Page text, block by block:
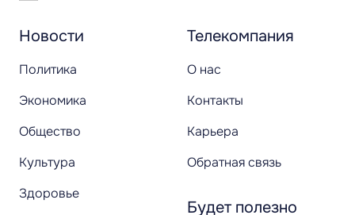
Новости
Политика
Экономика
Общество
Культура
Здоровье
Телекомпания
О нас
Контакты
Карьера
Обратная связь
Будет полезно